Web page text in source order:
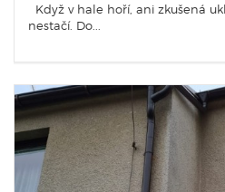
Když v hale hoří, ani zkušená
nestačí. Do...